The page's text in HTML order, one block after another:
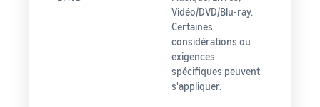
Vidéo/DVD/Blu-ray.
Certaines
considérations ou
exigences
spécifiques peuvent
s'appliquer.